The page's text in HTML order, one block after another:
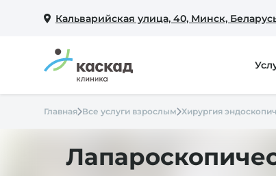
Кальварийская улица, 40, Минск,
Главная Все услуги взрослым Хирургия